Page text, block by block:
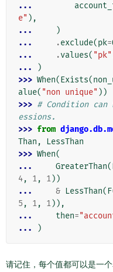
...
e" ),
...
)
...
.exclude(pk=
...
.values( "pk"
...
)
>>> When(Exists(
alue( "non unique" ))
>>> # Condition can
essions.
>>> from
Than ,
LessThan
>>> When(
...
GreaterThan(
4, 1, 1))
...
& LessThan( F
5 , 1, 1)),
...
then=
...
)
请记住，每个值都可以是一个